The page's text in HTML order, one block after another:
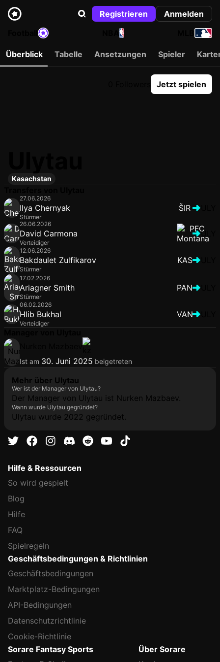
Registrieren
Anmelden
NBA
Überblick Tabelle Ansetzungen Spieler
Jetzt spielen
Kasachstan
27.06.2026
Ilya Chernyak
Stürmer
ŠIR
26.06.2026
David Carmona
Verteidiger
ULY
12.06.2026
Bakdaulet Zulfikarov
Stürmer
KAS
17.02.2026
Ariagner Smith
Stürmer
PAN
06.02.2026
Hlib Bukhal
Verteidiger
VAN
Ist am 30. Juni 2025 beigetreten
Mehr über Ulytau
Wer ist der Manager von Ulytau?
Der Manager von Ulytau ist Nurken Mazbaev.
Wann wurde Ulytau gegründet?
Ulytau wurde 2022 gegründet.
Hilfe & Ressourcen
So wird gespielt
Blog
Hilfe
FAQ
Spielregeln
Geschäftsbedingungen & Richtlinien
Geschäftsbedingungen
Marktplatz-Bedingungen
API-Bedingungen
Datenschutzrichtlinie
Cookie-Richtlinie
Sorare Fantasy Sports
Über Sorare